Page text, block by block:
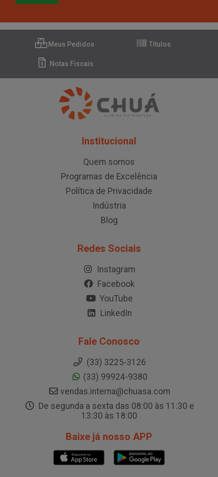
Meus Pedidos Títulos
Notas Fiscais
Institucional
Quem somos
Programas de Excelência
Política de Privacidade
Indústria
Blog
Redes Sociais
Instagram
Facebook
YouTube
LinkedIn
Fale Conosco
(33) 3225-3126
(33) 99924-9380
vendas.interna@chuasa.com
De segunda a sexta das 08:00 às 11:30 e
13:30 às 18:00
Baixe já nosso APP